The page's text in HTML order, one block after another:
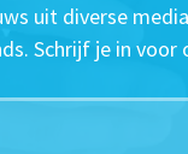
uit diverse
Schrijf je in voor